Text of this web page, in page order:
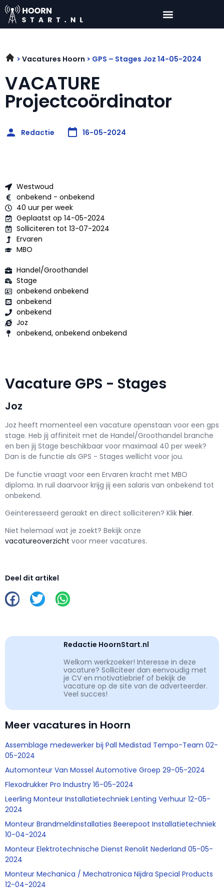
Vacatures Hoorn GPS – Stages Joz 14-05-2024
VACATURE
Projectcoördinator
Redactie 16-05-2024
Westwoud
onbekend - onbekend
40 uur per week
Geplaatst op 14-05-2024
Solliciteren tot 13-07-2024
Ervaren
MBO
Handel/Groothandel
Stage
onbekend onbekend
onbekend
onbekend
Joz
onbekend, onbekend onbekend
Vacature GPS - Stages
Joz
Joz heeft momenteel een vacature openstaan voor een gps
stage. Heb jij affiniteit met de Handel/Groothandel branche
en ben jij Stage beschikbaar voor maximaal 40 per week?
Dan is de functie als GPS - Stages wellicht voor jou.
De functie vraagt voor een Ervaren kracht met MBO
diploma. In ruil daarvoor krijg jij een salaris van onbekend tot
onbekend.
Geïnteresseerd geraakt en direct solliciteren? Klik hier.
Niet helemaal wat je zoekt? Bekijk onze
vacatureoverzicht voor meer vacatures.
Deel dit artikel
Redactie HoornStart.nl
Welkom werkzoeker! Interesse in deze
vacature? Solliciteer dan eenvoudig met
je CV en motivatiebrief of bekijk de
vacature op de site van de adverteerder.
Veel succes!
Meer vacatures in Hoorn
Assemblage medewerker bij Pall Medistad Tempo-Team 02-
05-2024
Automonteur Van Mossel Automotive Groep 29-05-2024
Flexodrukker Pro Industry 16-05-2024
Leerling Monteur Installatietechniek Lenting Verhuur 12-05-
2024
Monteur Brandmeldinstallaties Beerepoot Installatietechniek
10-04-2024
Monteur Elektrotechnische Dienst Renolit Nederland 05-05-
2024
Monteur Mechanica / Mechatronica Nijdra Special Products
12-04-2024